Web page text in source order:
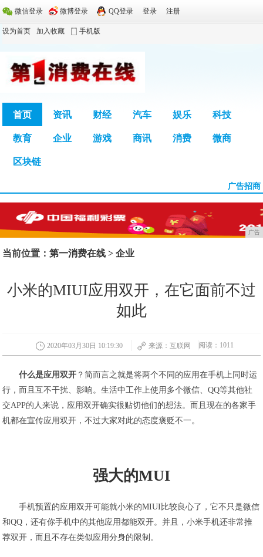
微信登录 微博登录 QQ登录 登录 注册
设为首页 加入收藏 手机版
首页 资讯 财经 汽车 娱乐 科技
教育 企业 游戏 商讯 消费 微商
区块链
广告招商
广告
当前位置：第一消费在线 >企业
小米的MIUI应用双开，在它面前不过
如此
2020年03月30日 10:19:30 来源：互联网 阅读：1011
什么是应用双开 ？简而言之就是将两个不同的应用在手机上同时运
行，而且互不干扰、影响。生活中工作上使用多个微信、QQ等其他社
交APP的人来说，应用双开确实很贴切他们的想法。而且现在的各家手
机都在宣传应用双开，不过大家对此的态度褒贬不一。
强大的MUI
手机预置的应用双开可能就小米的MIUI比较良心了，它不只是微信
和QQ，还有你手机中的其他应用都能双开。并且，小米手机还非常推
荐双开，而且不存在类似应用分身的限制。